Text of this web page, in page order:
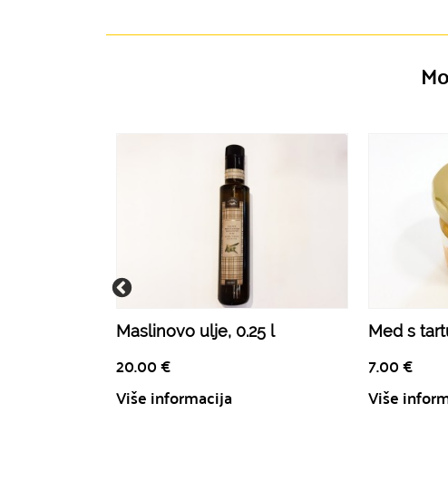
Maslinovo ulje, 0.25 l
20.00€
Više informacija
Med s
7.00€
Više